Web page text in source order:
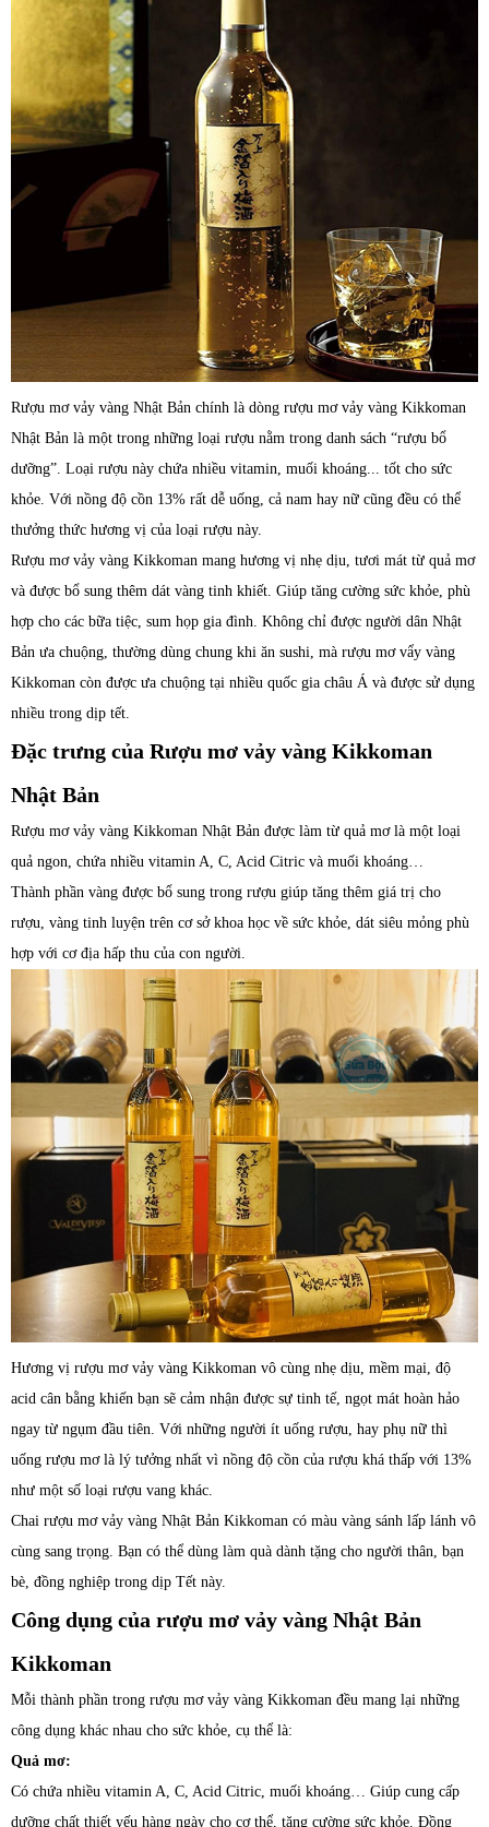
Rượu mơ vảy vàng Nhật Bản chính là dòng rượu mơ vảy vàng Kikkoman
Nhật Bản là một trong những loại rượu nằm trong danh sách “rượu bổ
dưỡng”. Loại rượu này chứa nhiều vitamin, muối khoáng... tốt cho sức
khỏe. Với nồng độ cồn 13% rất dễ uống, cả nam hay nữ cũng đều có thể
thưởng thức hương vị của loại rượu này.
Rượu mơ vảy vàng Kikkoman mang hương vị nhẹ dịu, tươi mát từ quả mơ
và được bổ sung thêm dát vàng tinh khiết. Giúp tăng cường sức khỏe, phù
hợp cho các bữa tiệc, sum họp gia đình. Không chỉ được người dân Nhật
Bản ưa chuộng, thường dùng chung khi ăn sushi, mà rượu mơ vẩy vàng
Kikkoman còn được ưa chuộng tại nhiều quốc gia châu Á và được sử dụng
nhiều trong dịp tết.
Đặc trưng của Rượu mơ vảy vàng Kikkoman
Nhật Bản
Rượu mơ vảy vàng Kikkoman Nhật Bản được làm từ quả mơ là một loại
quả ngon, chứa nhiều vitamin A, C, Acid Citric và muối khoáng…
Thành phần vàng được bổ sung trong rượu giúp tăng thêm giá trị cho
rượu, vàng tinh luyện trên cơ sở khoa học về sức khỏe, dát siêu mỏng phù
hợp với cơ địa hấp thu của con người.
Hương vị rượu mơ vảy vàng Kikkoman vô cùng nhẹ dịu, mềm mại, độ
acid cân bằng khiến bạn sẽ cảm nhận được sự tinh tế, ngọt mát hoàn hảo
ngay từ ngụm đầu tiên. Với những người ít uống rượu, hay phụ nữ thì
uống rượu mơ là lý tưởng nhất vì nồng độ cồn của rượu khá thấp với 13%
như một số loại rượu vang khác.
Chai rượu mơ vảy vàng Nhật Bản Kikkoman có màu vàng sánh lấp lánh vô
cùng sang trọng. Bạn có thể dùng làm quà dành tặng cho người thân, bạn
bè, đồng nghiệp trong dịp Tết này.
Công dụng của rượu mơ vảy vàng Nhật Bản
Kikkoman
Mỗi thành phần trong rượu mơ vảy vàng Kikkoman đều mang lại những
công dụng khác nhau cho sức khỏe, cụ thể là:
Quả mơ:
Có chứa nhiều vitamin A, C, Acid Citric, muối khoáng… Giúp cung cấp
dưỡng chất thiết yếu hàng ngày cho cơ thể, tăng cường sức khỏe. Đồng